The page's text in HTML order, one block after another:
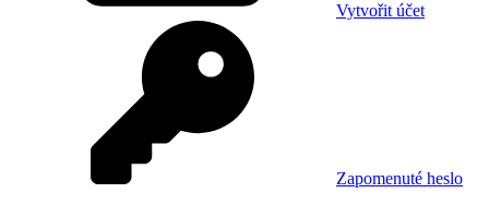
Vytvořit účet
Zapomenuté heslo